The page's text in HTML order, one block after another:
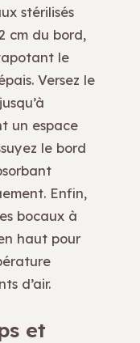
stérilisés
cm du bord,
le
Versez le
un espace
le bord
Enfin,
bocaux à
haut pour
d’air.
et